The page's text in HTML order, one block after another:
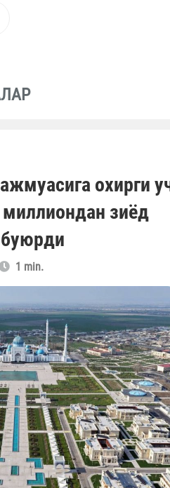
охирги
зиёд
1 min.